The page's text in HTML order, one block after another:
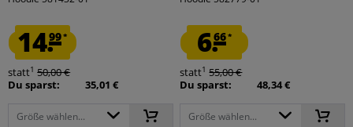
14.99*
statt1 50,00 €
Du sparst:
35,01 €
Größe wählen...
6.66*
statt1 55,00 €
Du sparst:
48,34 €
Größe wählen...